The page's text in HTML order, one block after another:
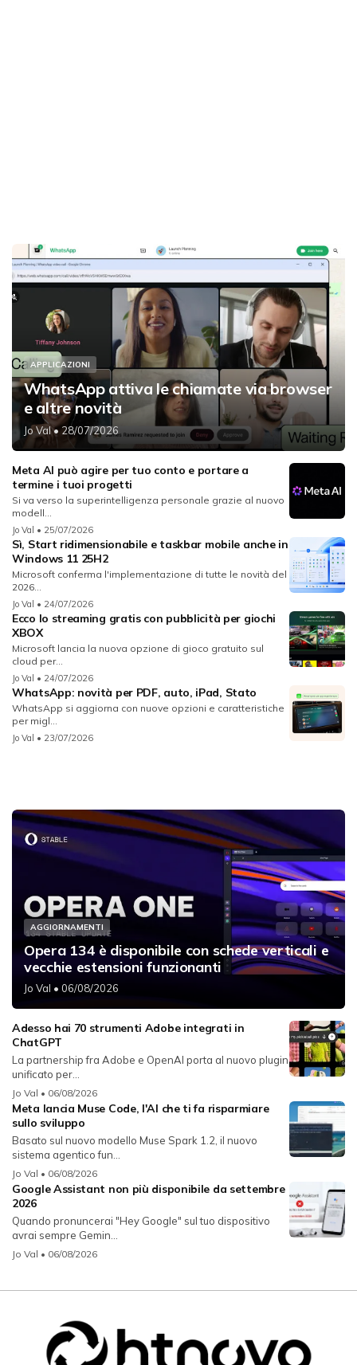
APPLICAZIONI
WhatsApp attiva le chiamate via browser
e altre novità
Jo Val• 28/07/2026
Meta AI può agire per tuo conto e portare a
termine i tuoi progetti
Si va verso la superintelligenza personale grazie al nuovo
modell...
Jo Val • 25/07/2026
Sì, Start ridimensionabile e taskbar mobile anche in
Windows 11 25H2
Microsoft conferma l'implementazione di tutte le novità del
2026...
Jo Val • 24/07/2026
Ecco lo streaming gratis con pubblicità per giochi
XBOX
Microsoft lancia la nuova opzione di gioco gratuito sul
cloud per...
Jo Val • 24/07/2026
WhatsApp: novità per PDF, auto, iPad, Stato
WhatsApp si aggiorna con nuove opzioni e caratteristiche
per migl...
Jo Val • 23/07/2026
AGGIORNAMENTI
Opera 134 è disponibile con schede verticali e
vecchie estensioni funzionanti
Jo Val • 06/08/2026
Adesso hai 70 strumenti Adobe integrati in
ChatGPT
La partnership fra Adobe e OpenAI porta al nuovo plugin
unificato per...
Jo Val • 06/08/2026
Meta lancia Muse Code, l'AI che ti fa risparmiare
sullo sviluppo
Basato sul nuovo modello Muse Spark 1.2, il nuovo
sistema agentico fun...
Jo Val • 06/08/2026
Google Assistant non più disponibile da settembre
2026
Quando pronuncerai "Hey Google" sul tuo dispositivo
avrai sempre Gemin...
Jo Val • 06/08/2026